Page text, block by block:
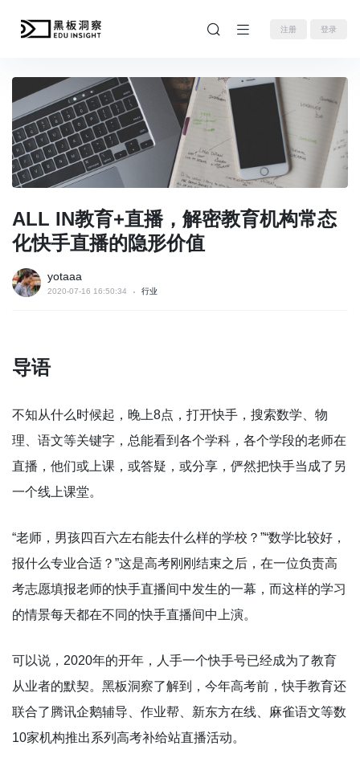
注册 登录
ALL IN教育+直播，解密教育机构常态
化快手直播的隐形价值
yotaaa
2020-07-16 16:50:34 行业
导语
不知从什么时候起，晚上8点，打开快手，搜索数学、物
理、语文等关键字，总能看到各个学科，各个学段的老师在
直播，他们或上课，或答疑，或分享，俨然把快手当成了另
一个线上课堂。
“老师，男孩四百六左右能去什么样的学校？”“数学比较好，
报什么专业合适？”这是高考刚刚结束之后，在一位负责高
考志愿填报老师的快手直播间中发生的一幕，而这样的学习
的情景每天都在不同的快手直播间中上演。
可以说，2020年的开年，人手一个快手号已经成为了教育
从业者的默契。黑板洞察了解到，今年高考前，快手教育还
联合了腾讯企鹅辅导、作业帮、新东方在线、麻雀语文等数
10家机构推出系列高考补给站直播活动。